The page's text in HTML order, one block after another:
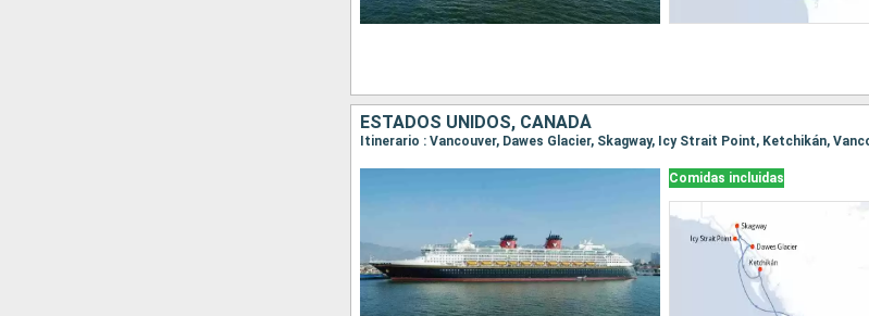
ESTADOS UNIDOS, CANADÁ
Itinerario : Vancouver, Dawes Glacier, Skagway, Icy Strait Point, Ketchikán,
Comidas incluidas